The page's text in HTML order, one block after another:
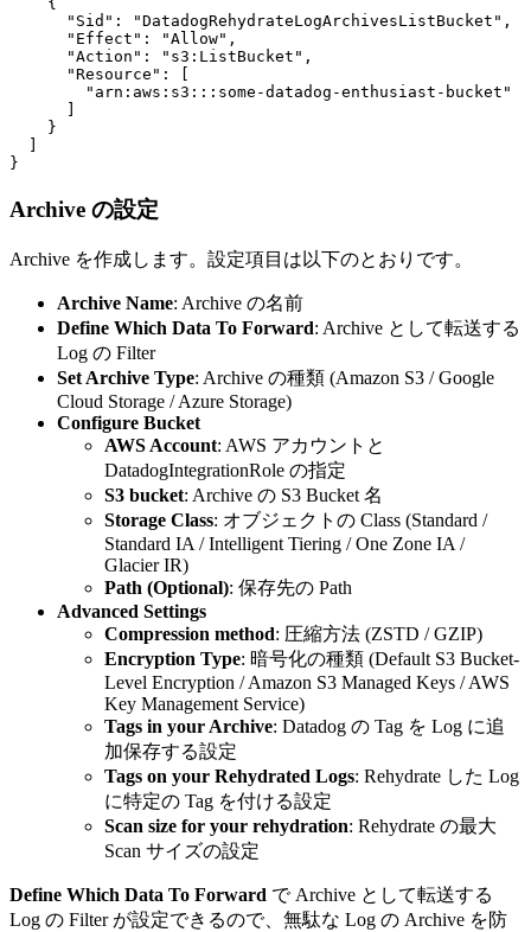
      "Sid": "DatadogRehydrateLogArchivesListBucket",
      "Effect": "Allow",
      "Action": "s3:ListBucket",
      "Resource": [
        "arn:aws:s3:::some-datadog-enthusiast-bucket"
    }
}
Archive の設定
Archive を作成します。設定項目は以下のとおりです。
Archive Name: Archive の名前
Define Which Data To Forward: Archive として転送する
Log の Filter
Set Archive Type: Archive の種類 (Amazon S3 / Google
Cloud Storage / Azure Storage)
Configure Bucket
AWS Account: AWS アカウントと
DatadogIntegrationRole の指定
S3 bucket: Archive の S3 Bucket 名
Storage Class: オブジェクトの Class (Standard /
Standard IA / Intelligent Tiering / One Zone IA /
Glacier IR)
Path (Optional): 保存先の Path
Advanced Settings
Compression method: 圧縮方法 (ZSTD / GZIP)
Encryption Type: 暗号化の種類 (Default S3 Bucket-
Level Encryption / Amazon S3 Managed Keys / AWS
Key Management Service)
Tags in your Archive: Datadog の Tag を Log に追
加保存する設定
Tags on your Rehydrated Logs: Rehydrate した Log
に特定の Tag を付ける設定
Scan size for your rehydration: Rehydrate の最大
Scan サイズの設定
Define Which Data To Forward で Archive として転送する
Log の Filter が設定できるので、無駄な Log の Archive を防